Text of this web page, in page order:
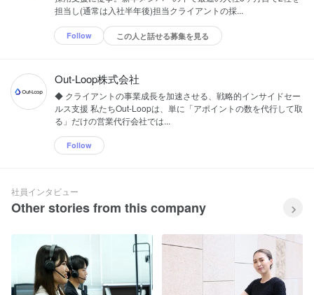
担当し(通常は入社半年後)担当クライアントの採...
Follow この人と話せる募集を見る
Out-Loop株式会社
◆ クライアントの事業成長を加速させる、戦略的インサイドセー
ルス支援 私たちOut-Loopは、単に「アポイントの数を代行して取
る」だけの営業代行会社では...
Follow
社員インタビュー
Other stories from this company